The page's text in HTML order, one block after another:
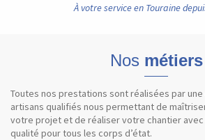
À votre service en Touraine
Nos métiers
Toutes nos prestations sont réalisées par
artisans qualifiés nous permettant de
votre projet et de réaliser votre chantier avec
qualité pour tous les corps d’état.